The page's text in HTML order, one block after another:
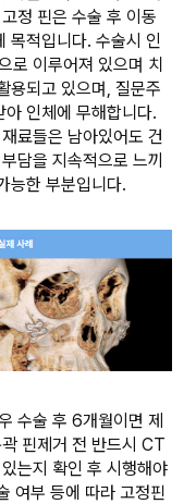
정 핀은 수술 후 이동
목적입니다. 수술시 인
로 이루어져 있으며 치
용되고 있으며, 질문주
인체에 무해합니다.
료들은 남아있어도 건
담을 지속적으로 느끼
능한 부분입니다.
수술 후 6개월이면 제
핀제거 전 반드시 CT
는지 확인 후 시행해야
여부 등에 따라 고정핀